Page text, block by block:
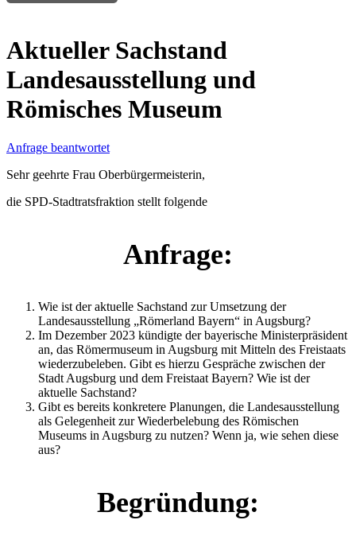
Aktueller Sachstand
Landesausstellung und
Römisches Museum
Anfrage beantwortet
Sehr geehrte Frau Oberbürgermeisterin,
die SPD-Stadtratsfraktion stellt folgende
Anfrage:
Wie ist der aktuelle Sachstand zur Umsetzung der
Landesausstellung „Römerland Bayern“ in Augsburg?
Im Dezember 2023 kündigte der bayerische Ministerpräsident
an, das Römermuseum in Augsburg mit Mitteln des Freistaats
wiederzubeleben. Gibt es hierzu Gespräche zwischen der
Stadt Augsburg und dem Freistaat Bayern? Wie ist der
aktuelle Sachstand?
Gibt es bereits konkretere Planungen, die Landesausstellung
als Gelegenheit zur Wiederbelebung des Römischen
Museums in Augsburg zu nutzen? Wenn ja, wie sehen diese
aus?
Begründung: